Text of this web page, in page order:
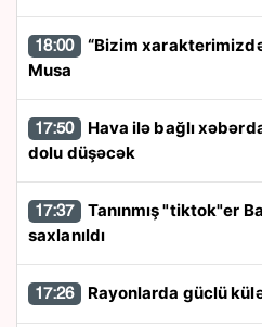
18:00
Musa
17:50
dolu düşəcək
17:37
saxlanıldı
17:26 Rayonlarda güclü